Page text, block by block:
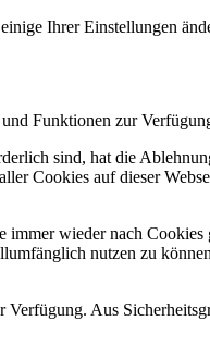
Ihrer Einstellungen
Funktionen zur
sind, hat die
Cookies auf dieser
wieder nach
nutzen zu
Aus